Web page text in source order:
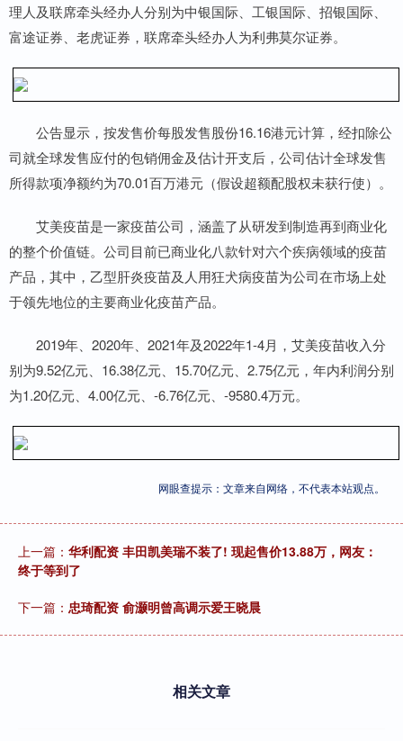
理人及联席牵头经办人分别为中银国际、工银国际、招银国际、
富途证券、老虎证券，联席牵头经办人为利弗莫尔证券。
公告显示，按发售价每股发售股份16.16港元计算，经扣除公
司就全球发售应付的包销佣金及估计开支后，公司估计全球发售
所得款项净额约为70.01百万港元（假设超额配股权未获行使）。
艾美疫苗是一家疫苗公司，涵盖了从研发到制造再到商业化
的整个价值链。公司目前已商业化八款针对六个疾病领域的疫苗
产品，其中，乙型肝炎疫苗及人用狂犬病疫苗为公司在市场上处
于领先地位的主要商业化疫苗产品。
2019年、2020年、2021年及2022年1-4月，艾美疫苗收入分
别为9.52亿元、16.38亿元、15.70亿元、2.75亿元，年内利润分别
为1.20亿元、4.00亿元、-6.76亿元、-9580.4万元。
网眼查提示：文章来自网络，不代表本站观点。
上一篇： 华利配资 丰田凯美瑞不装了! 现起售价13.88万，网友：
终于等到了
下一篇： 忠琦配资 俞灏明曾高调示爱王晓晨
相关文章